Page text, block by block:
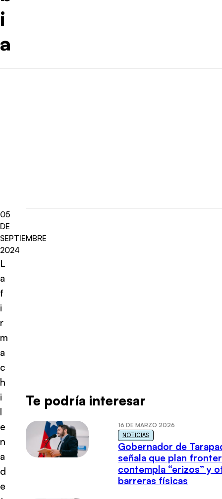
i
a
05
DE
SEPTIEMBRE
2024
L
a
f
i
r
m
a
c
h
i
l
e
n
a
d
e
Te podría interesar
16 DE MARZO 2026
NOTICIAS
Gobernador de
señala que plan
contempla “erizos” y
barreras físicas